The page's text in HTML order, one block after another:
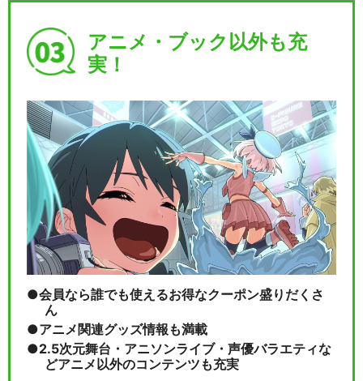
アニメ・ブック以外も充
実！
会員なら誰でも使えるお得なクーポン盛りだくさ
ん
アニメ関連グッズ情報も満載
2.5次元舞台・アニソンライブ・声優バラエティな
どアニメ以外のコンテンツも充実